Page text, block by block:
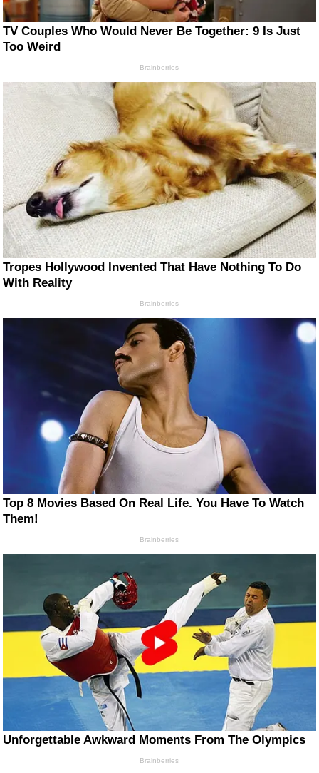
TV Couples Who Would Never Be Together: 9 Is Just
Too Weird
Brainberries
Tropes Hollywood Invented That Have Nothing To Do
With Reality
Brainberries
Top 8 Movies Based On Real Life. You Have To Watch
Them!
Brainberries
Unforgettable Awkward Moments From The Olympics
Brainberries